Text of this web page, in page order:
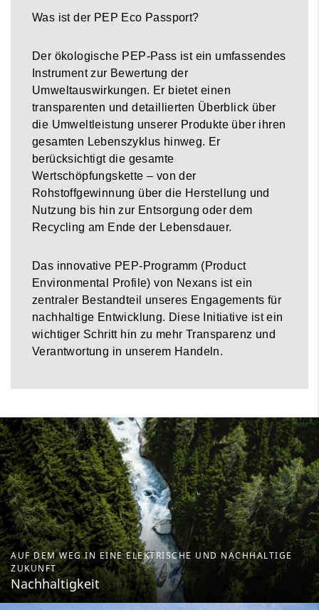
Was ist der PEP Eco Passport?
Der ökologische PEP-Pass ist ein umfassendes
Instrument zur Bewertung der
Umweltauswirkungen. Er bietet einen
transparenten und detaillierten Überblick über
die Umweltleistung unserer Produkte über ihren
gesamten Lebenszyklus hinweg. Er
berücksichtigt die gesamte
Wertschöpfungskette – von der
Rohstoffgewinnung über die Herstellung und
Nutzung bis hin zur Entsorgung oder dem
Recycling am Ende der Lebensdauer.
Das innovative PEP-Programm (Product
Environmental Profile) von Nexans ist ein
zentraler Bestandteil unseres Engagements für
nachhaltige Entwicklung. Diese Initiative ist ein
wichtiger Schritt hin zu mehr Transparenz und
Verantwortung in unserem Handeln.
AUF DEM WEG IN EINE ELEKTRISCHE UND NACHHALTIGE
ZUKUNFT
Nachhaltigkeit